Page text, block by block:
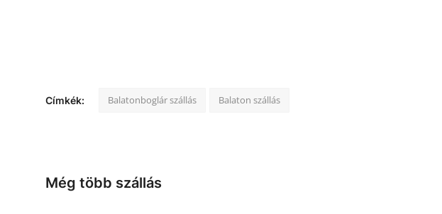
Címkék: Balatonboglár szállás Balaton szállás
Még több szállás